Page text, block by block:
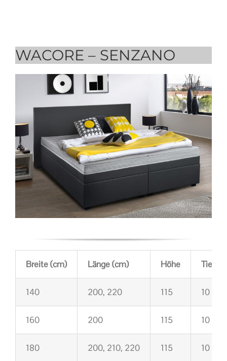
WACORE – SENZANO
Breite (cm) Länge (cm) Höhe Tiefe
140 200, 220 115 10
160 200 115 10
180 200, 210, 220 115 10